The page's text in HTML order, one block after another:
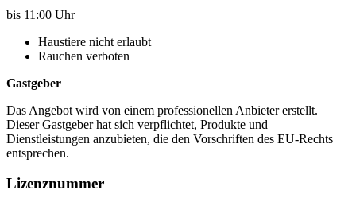
bis 11:00 Uhr
Haustiere nicht erlaubt
Rauchen verboten
Gastgeber
Das Angebot wird von einem professionellen Anbieter erstellt.
Dieser Gastgeber hat sich verpflichtet, Produkte und
Dienstleistungen anzubieten, die den Vorschriften des EU-Rechts
entsprechen.
Lizenznummer